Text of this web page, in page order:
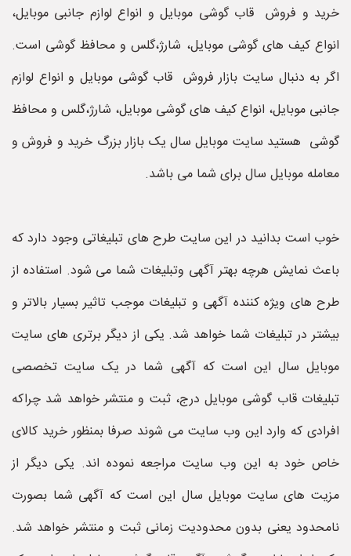
خرید و فروش قاب گوشی موبایل و انواع لوازم جانبی موبایل،
انواع کیف های گوشی موبایل، شارژ،گلس و محافظ گوشی است.
اگر به دنبال سایت بازار فروش قاب گوشی موبایل و انواع لوازم
جانبی موبایل، انواع کیف های گوشی موبایل، شارژ،گلس و محافظ
گوشی هستید سایت موبایل سال یک بازار بزرگ خرید و فروش و
معامله موبایل سال برای شما می باشد.
خوب است بدانید در این سایت طرح های تبلیغاتی وجود دارد که
باعث نمایش هرچه بهتر آگهی وتبلیغات شما می شود. استفاده از
طرح های ویژه کننده آگهی و تبلیغات موجب تاثیر بسیار بالاتر و
بیشتر در تبلیغات شما خواهد شد. یکی از دیگر برتری های سایت
موبایل سال این است که آگهی شما در یک سایت تخصصی
تبلیغات قاب گوشی موبایل درج، ثبت و منتشر خواهد شد چراکه
افرادی که وارد این وب سایت می شوند صرفا بمنظور خرید کالای
خاص خود به این وب سایت مراجعه نموده اند. یکی دیگر از
مزیت های سایت موبایل سال این است که آگهی شما بصورت
نامحدود یعنی بدون محدودیت زمانی ثبت و منتشر خواهد شد.